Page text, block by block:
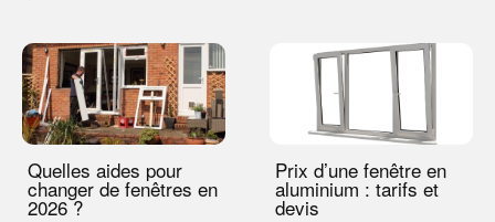
Quelles aides pour
changer de fenêtres en
2026 ?
Prix d’une fenêtre en
aluminium : tarifs et
devis